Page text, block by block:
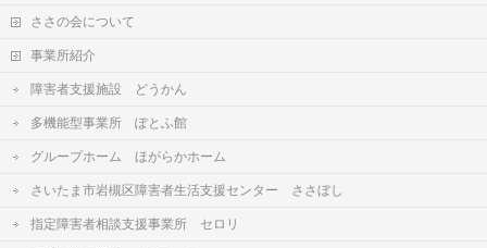
ささの会について
事業所紹介
障害者支援施設 どうかん
多機能型事業所 ぽとふ館
グループホーム ほがらかホーム
さいたま市岩槻区障害者生活支援センター ささぼし
指定障害者相談支援事業所 セロリ